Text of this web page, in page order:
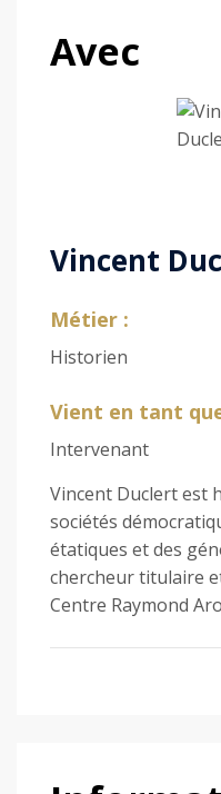
Avec
Vincent
Métier :
Historien
Vient en tant
Intervenant
Vincent Duclert est
sociétés
étatiques et des
chercheur titulaire
Centre Raymond